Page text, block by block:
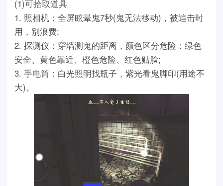
(1)可拾取道具
1. 照相机：全屏眩晕鬼7秒(鬼无法移动)，被追击时
用，别浪费;
2. 探测仪：穿墙测鬼的距离，颜色区分危险：绿色
安全、黄色靠近、橙色危险、红色贴脸;
3. 手电筒：白光照明找瓶子，紫光看鬼脚印(用途不
大)。